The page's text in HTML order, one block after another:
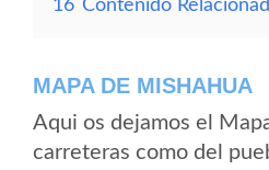
16 Contenido
MAPA DE MISHAHUA
Aqui os dejamos el
carreteras como del